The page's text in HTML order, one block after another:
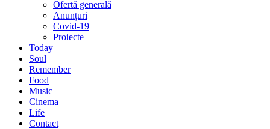
Ofertă generală
Anunțuri
Covid-19
Proiecte
Today
Soul
Remember
Food
Music
Cinema
Life
Contact